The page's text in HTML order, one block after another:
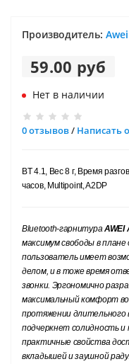
Производитель: Awei
59.00 руб
Нет в наличии
0 отзывов/ Написать
BT 4.1, Вес 8 г, Время
часов, Multipoint, A2DP
Bluetooth-гарнитураAWEI
максимум свободы в
пользователь имеет
делом, и в тоже время
звонки. Эргономично
максимальный комфорт во
протяжении длительного
подчеркнет солидность и
практичные свойства
вкладышей и заушной